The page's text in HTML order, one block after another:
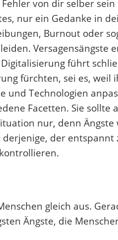
von dir selber
nur ein Gedanke in
Burnout oder
Versagensängste
führt
fürchten, sei es,
und Technologien
Facetten. Sie
nur, denn
der entspannt
gleich aus.
Ängste, die